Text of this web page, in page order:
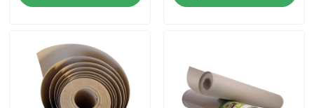
Controllo di qualità